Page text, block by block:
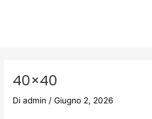
40×40
Diadmin /Giugno 2, 2026